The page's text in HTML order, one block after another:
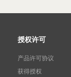
授权许可
产品许可协议
获得授权